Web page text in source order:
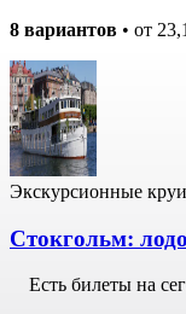
8 вариантов • от
Экскурсионные
Стокгольм:
Есть билеты на